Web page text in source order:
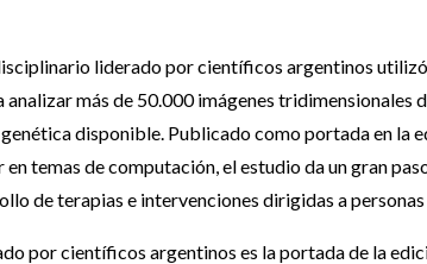
liderado por científicos argentinos
analizar más de 50.000 imágenes tridimensionales
disponible. Publicado como portada en la
temas de computación, el estudio da un gran
de terapias e intervenciones dirigidas a
por científicos argentinos es la portada de la